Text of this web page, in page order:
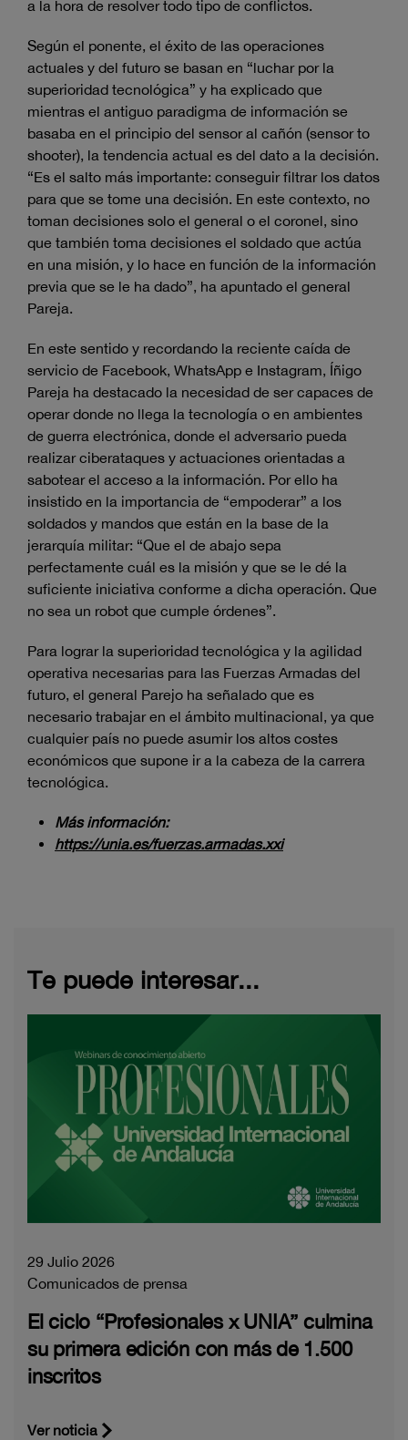
a la hora de resolver todo tipo de conflictos.
Según el ponente, el éxito de las operaciones
actuales y del futuro se basan en “luchar por la
superioridad tecnológica” y ha explicado que
mientras el antiguo paradigma de información se
basaba en el principio del sensor al cañón (sensor to
shooter), la tendencia actual es del dato a la decisión.
“Es el salto más importante: conseguir filtrar los datos
para que se tome una decisión. En este contexto, no
toman decisiones solo el general o el coronel, sino
que también toma decisiones el soldado que actúa
en una misión, y lo hace en función de la información
previa que se le ha dado”, ha apuntado el general
Pareja.
En este sentido y recordando la reciente caída de
servicio de Facebook, WhatsApp e Instagram, Íñigo
Pareja ha destacado la necesidad de ser capaces de
operar donde no llega la tecnología o en ambientes
de guerra electrónica, donde el adversario pueda
realizar ciberataques y actuaciones orientadas a
sabotear el acceso a la información. Por ello ha
insistido en la importancia de “empoderar” a los
soldados y mandos que están en la base de la
jerarquía militar: “Que el de abajo sepa
perfectamente cuál es la misión y que se le dé la
suficiente iniciativa conforme a dicha operación. Que
no sea un robot que cumple órdenes”.
Para lograr la superioridad tecnológica y la agilidad
operativa necesarias para las Fuerzas Armadas del
futuro, el general Parejo ha señalado que es
necesario trabajar en el ámbito multinacional, ya que
cualquier país no puede asumir los altos costes
económicos que supone ir a la cabeza de la carrera
tecnológica.
Más información:
https://unia.es/fuerzas.armadas.xxi
Te puede interesar...
29 Julio 2026
Comunicados de prensa
El ciclo “Profesionales x UNIA” culmina
su primera edición con más de 1.500
inscritos
Ver noticia